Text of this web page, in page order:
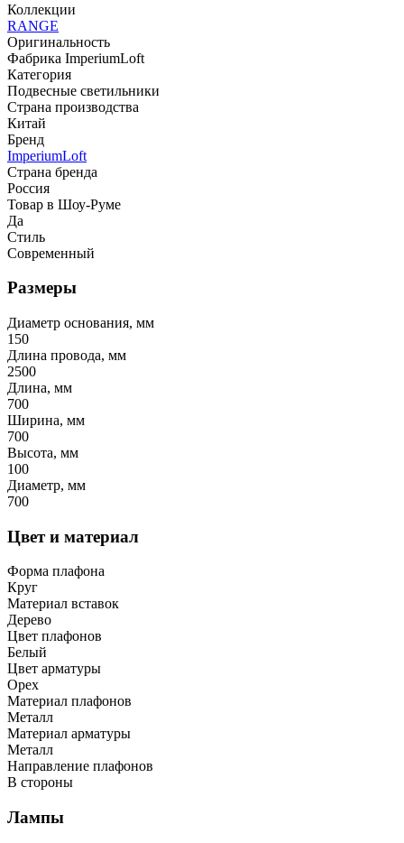
Коллекции
RANGE
Оригинальность
Фабрика ImperiumLoft
Категория
Подвесные светильники
Страна производства
Китай
Бренд
ImperiumLoft
Страна бренда
Россия
Товар в Шоу-Руме
Да
Стиль
Современный
Размеры
Диаметр основания, мм
150
Длина провода, мм
2500
Длина, мм
700
Ширина, мм
700
Высота, мм
100
Диаметр, мм
700
Цвет и материал
Форма плафона
Круг
Материал вставок
Дерево
Цвет плафонов
Белый
Цвет арматуры
Орех
Материал плафонов
Металл
Материал арматуры
Металл
Направление плафонов
В стороны
Лампы